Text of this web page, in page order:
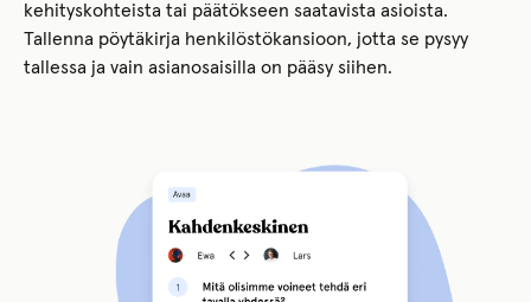
kehityskohteista tai päätökseen saatavista asioista.
Tallenna pöytäkirja henkilöstökansioon, jotta se pysyy
tallessa ja vain asianosaisilla on pääsy siihen.